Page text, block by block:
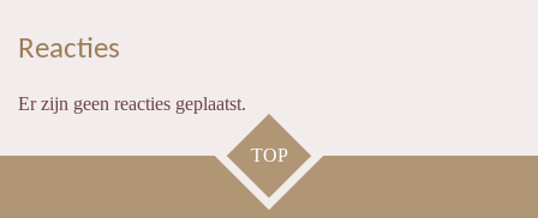
Reacties
Er zijn geen reacties geplaatst.
TOP